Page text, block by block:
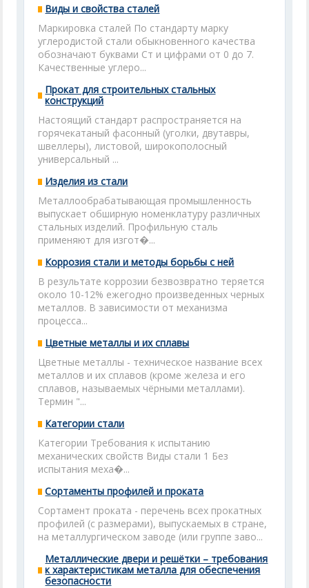
Виды и свойства сталей
Маркировка сталей По стандарту марку
углеродистой стали обыкновенного качества
обозначают буквами Ст и цифрами от 0 до 7.
Качественные углеро...
Прокат для строительных стальных
конструкций
Настоящий стандарт распространяется на
горячекатаный фасонный (уголки, двутавры,
швеллеры), листовой, широкополосный
универсальный ...
Изделия из стали
Металлообрабатывающая промышленность
выпускает обширную номенклатуру различных
стальных изделий. Профильную сталь
применяют для изгот�...
Коррозия стали и методы борьбы с ней
В результате коррозии безвозвратно теряется
около 10-12% ежегодно произведенных черных
металлов. В зависимости от механизма
процесса...
Цветные металлы и их сплавы
Цветные металлы - техническое название всех
металлов и их сплавов (кроме железа и его
сплавов, называемых чёрными металлами).
Термин "...
Категории стали
Категории Требования к испытанию
механических свойств Виды стали 1 Без
испытания меха�...
Сортаменты профилей и проката
Сортамент проката - перечень всех прокатных
профилей (с размерами), выпускаемых в стране,
на металлургическом заводе (или группе заво...
Металлические двери и решётки – требования
к характеристикам металла для обеспечения
безопасности